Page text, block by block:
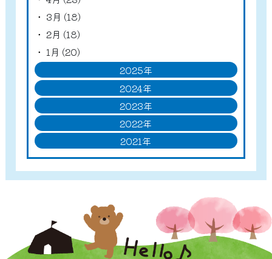
3月 (18)
2月 (18)
1月 (20)
2025年
2024年
2023年
2022年
2021年